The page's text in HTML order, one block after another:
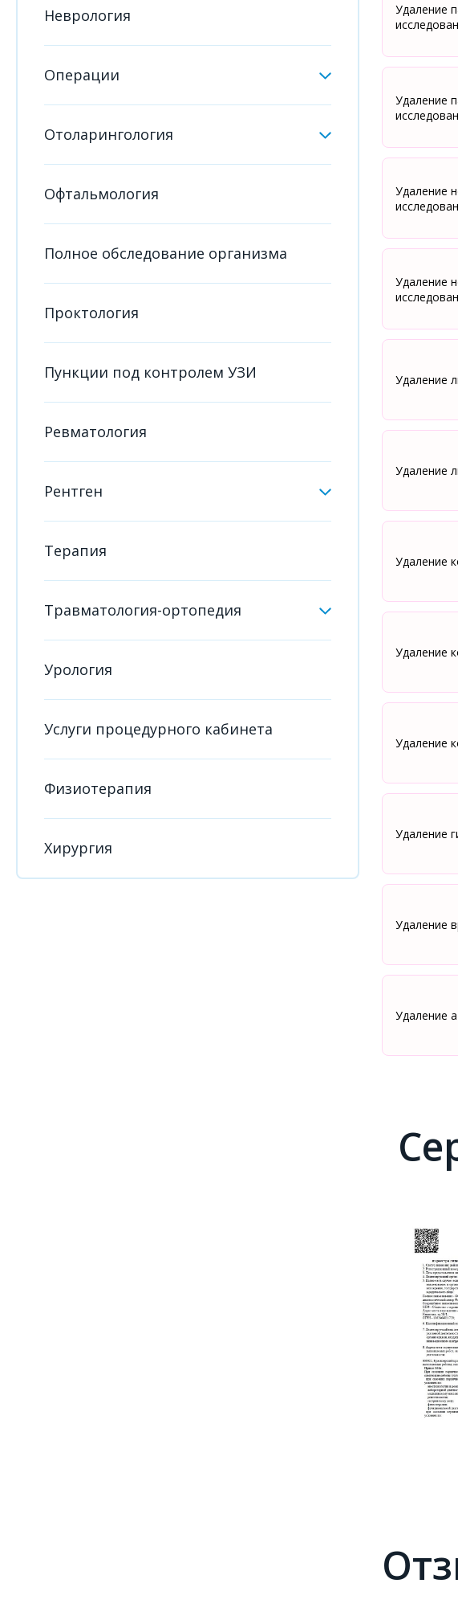
Неврология
Операции
Отоларингология
Офтальмология
Полное обследование организма
Проктология
Пункции под контролем УЗИ
Ревматология
Рентген
Терапия
Травматология-ортопедия
Урология
Услуги процедурного кабинета
Физиотерапия
Хирургия
Удаление
Удаление
Удаление
Удаление
Удаление
Удаление
Удаление
Удаление
Удаление
Удаление
Удаление
Удаление